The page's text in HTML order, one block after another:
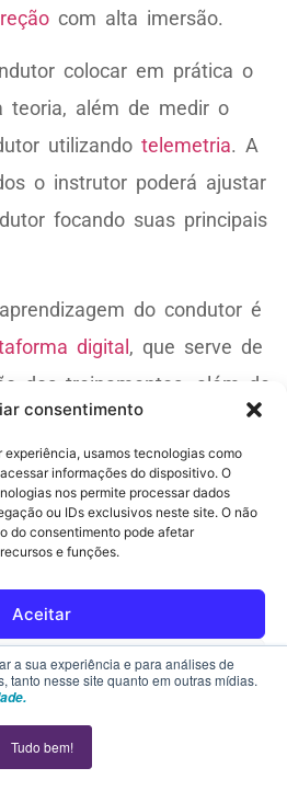
a sua experiência e para análises de
tanto nesse site quanto em outras mídias.
Tudo bem!
consentimento
experiência, usamos tecnologias como
informações do dispositivo. O
nos permite processar dados
ou IDs exclusivos neste site. O não
do consentimento pode afetar
e funções.
Aceitar
Rejeitar
Declaração de privacidade
com alta imersão.
colocar em prática o
teoria, além de medir o
utilizando telemetria. A
o instrutor poderá ajustar
focando suas principais
do condutor é
digital , que serve de
dos treinamentos, além de
resultados por parte do
You Learn
da experiência de
fornecendo